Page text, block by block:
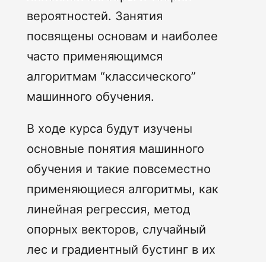
вероятностей. Занятия
посвящены основам и наиболее
часто применяющимся
алгоритмам “классического”
машинного обучения.
В ходе курса будут изучены
основные понятия машинного
обучения и такие повсеместно
применяющиеся алгоритмы, как
линейная регрессия, метод
опорных векторов, случайный
лес и градиентный бустинг в их